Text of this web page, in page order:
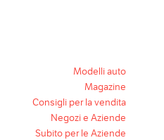
Modelli auto
Magazine
Consigli per la vendita
Negozi e Aziende
Subito per le Aziende